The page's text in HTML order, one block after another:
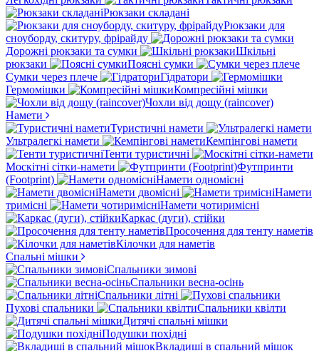
Рюкзаки складані
Рюкзаки для
сноуборду, скитуру, фрірайду
Дорожні рюкзаки та сумки
Шкільні
рюкзаки
Поясні сумки
Сумки через плече
Гідратори
Гермомішки
Компресійні мішки
Чохли від дощу (raincover)
Намети
Туристичні намети
Ультралегкі намети
Кемпінгові намети
Тенти туристичні
Москітні сітки-намети
Футпринти
(Footprint)
Намети одномісні
Намети двомісні
Намети
тримісні
Намети чотиримісні
Каркас (дуги), стійки
Просочення для тенту наметів
Кілочки для наметів
Спальні мішки
Спальники зимові
Спальники весна-осінь
Спальники літні
Пухові спальники
Спальники квілти
Дитячі спальні мішки
Подушки похідні
Вкладиші в спальний мішок